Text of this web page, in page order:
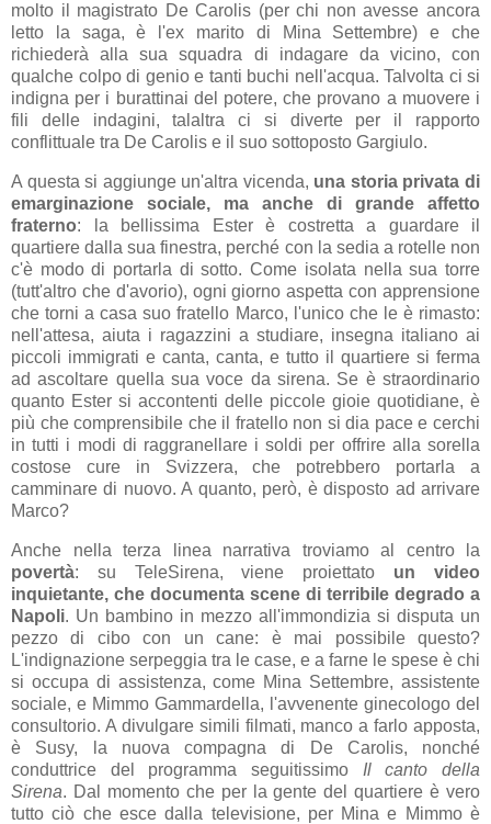
molto il magistrato De Carolis (per chi non avesse ancora
letto la saga, è l'ex marito di Mina Settembre) e che
richiederà alla sua squadra di indagare da vicino, con
qualche colpo di genio e tanti buchi nell'acqua. Talvolta ci si
indigna per i burattinai del potere, che provano a muovere i
fili delle indagini, talaltra ci si diverte per il rapporto
conflittuale tra De Carolis e il suo sottoposto Gargiulo.
A questa si aggiunge un'altra vicenda, una storia privata di
emarginazione sociale, ma anche di grande affetto
fraterno: la bellissima Ester è costretta a guardare il
quartiere dalla sua finestra, perché con la sedia a rotelle non
c'è modo di portarla di sotto. Come isolata nella sua torre
(tutt'altro che d'avorio), ogni giorno aspetta con apprensione
che torni a casa suo fratello Marco, l'unico che le è rimasto:
nell'attesa, aiuta i ragazzini a studiare, insegna italiano ai
piccoli immigrati e canta, canta, e tutto il quartiere si ferma
ad ascoltare quella sua voce da sirena. Se è straordinario
quanto Ester si accontenti delle piccole gioie quotidiane, è
più che comprensibile che il fratello non si dia pace e cerchi
in tutti i modi di raggranellare i soldi per offrire alla sorella
costose cure in Svizzera, che potrebbero portarla a
camminare di nuovo. A quanto, però, è disposto ad arrivare
Marco?
Anche nella terza linea narrativa troviamo al centro la
povertà: su TeleSirena, viene proiettato un video
inquietante, che documenta scene di terribile degrado a
Napoli. Un bambino in mezzo all'immondizia si disputa un
pezzo di cibo con un cane: è mai possibile questo?
L'indignazione serpeggia tra le case, e a farne le spese è chi
si occupa di assistenza, come Mina Settembre, assistente
sociale, e Mimmo Gammardella, l'avvenente ginecologo del
consultorio. A divulgare simili filmati, manco a farlo apposta,
è Susy, la nuova compagna di De Carolis, nonché
conduttrice del programma seguitissimo Il canto della
Sirena. Dal momento che per la gente del quartiere è vero
tutto ciò che esce dalla televisione, per Mina e Mimmo è